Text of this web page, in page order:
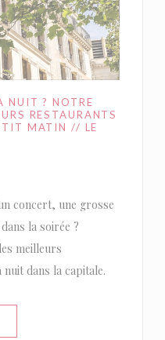
NUIT ? NOTRE
RESTAURANTS
MATIN // LE
concert, une grosse
la soirée ?
meilleurs
dans la capitale.
UNE NOUVELLE